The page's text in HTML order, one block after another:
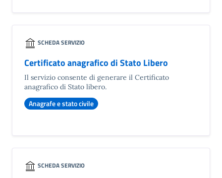
SCHEDA SERVIZIO
Certificato anagrafico di Stato Libero
Il servizio consente di generare il Certificato
anagrafico di Stato libero.
Anagrafe e stato civile
SCHEDA SERVIZIO